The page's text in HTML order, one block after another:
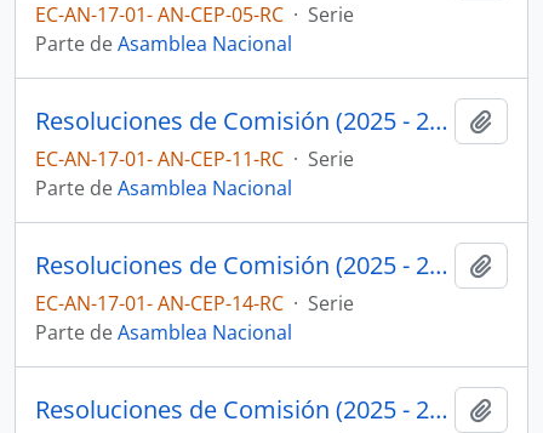
EC-AN-17-01- AN-CEP-05-RC · Serie
Parte deAsamblea Nacional
Resoluciones de Comisión (2025 - 2027)
EC-AN-17-01- AN-CEP-11-RC · Serie
Parte deAsamblea Nacional
Resoluciones de Comisión (2025 - 2027)
EC-AN-17-01- AN-CEP-14-RC · Serie
Parte deAsamblea Nacional
Resoluciones de Comisión (2025 - 2027)